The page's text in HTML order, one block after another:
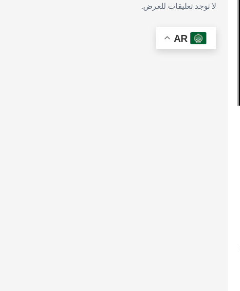
لا توجد تعليقات للعرض.
AR